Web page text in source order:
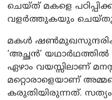
ചെയ്ത് മകളെ
വളർത്തുകയും
മകൾ
‘അച്ഛൻ’
ഏഴാം വയസ്സിലാണ്
മറ്റൊരാളെയാണ്
കരുതിയിരുന്നത്.